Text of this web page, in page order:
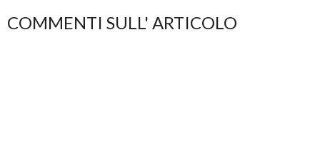
COMMENTI SULL' ARTICOLO